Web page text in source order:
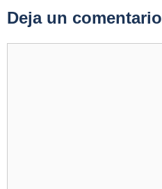
Deja un comentario